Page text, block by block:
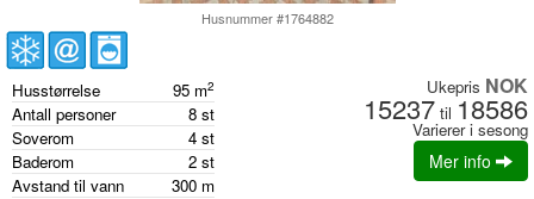
Husnummer #1764882
Husstørrelse 95 m2
Antall personer 8 st
Soverom
4 st
Baderom
2 st
Avstand til vann
300 m
Ukepris NOK
15237 til 18586
Varierer i sesong
Mer info